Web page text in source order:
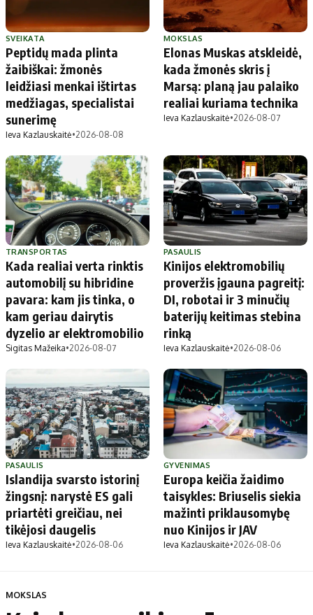
SVEIKATA
Peptidų mada plinta
žaibiškai: žmonės
leidžiasi menkai ištirtas
medžiagas, specialistai
sunerimę
Ieva Kazlauskaitė•2026-08-08
MOKSLAS
Elonas Muskas atskleidė,
kada žmonės skris į
Marsą: planą jau palaiko
realiai kuriama technika
Ieva Kazlauskaitė•2026-08-07
TRANSPORTAS
Kada realiai verta rinktis
automobilį su hibridine
pavara: kam jis tinka, o
kam geriau dairytis
dyzelio ar elektromobilio
Sigitas Mažeika•2026-08-07
PASAULIS
Kinijos elektromobilių
proveržis įgauna pagreitį:
DI, robotai ir 3 minučių
baterijų keitimas stebina
rinką
Ieva Kazlauskaitė•2026-08-06
PASAULIS
Islandija svarsto istorinį
žingsnį: narystė ES gali
priartėti greičiau, nei
tikėjosi daugelis
Ieva Kazlauskaitė•2026-08-06
GYVENIMAS
Europa keičia žaidimo
taisykles: Briuselis siekia
mažinti priklausomybę
nuo Kinijos ir JAV
Ieva Kazlauskaitė•2026-08-06
MOKSLAS